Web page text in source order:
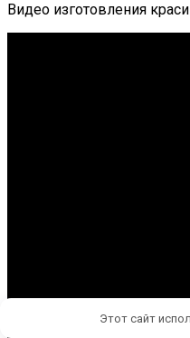
Видео изготовления
Этот сайт